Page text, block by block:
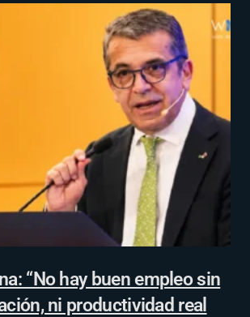
“No hay buen empleo sin
ni productividad real